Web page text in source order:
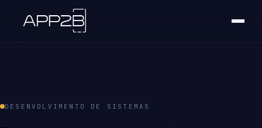
DESENVOLVIMENTO DE SISTEMAS